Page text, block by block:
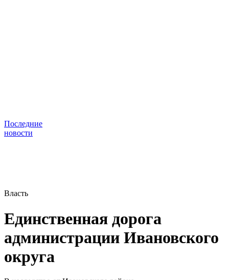
Последние
новости
Власть
Единственная дорога
администрации Ивановского
округа